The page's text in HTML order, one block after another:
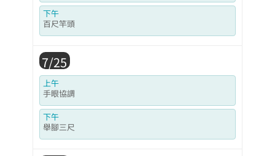
下午
百尺竿頭
7/25
上午
手眼協調
下午
舉腳三尺